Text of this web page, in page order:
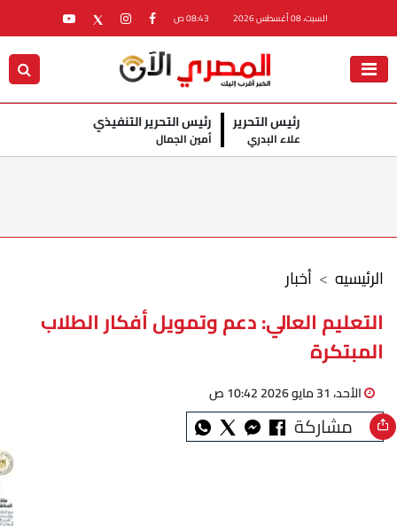
السبت، 08 أغسطس 2026
رئيس التحرير
علاء البدري
رئيس التحرير التنفيذي
أمين الجمال
أخبار الرئيسيه
التعليم العالي: دعم وتمويل أفكار الطلاب
المبتكرة
الأحد، 31 مايو 2026 10:42 ص
مشاركة